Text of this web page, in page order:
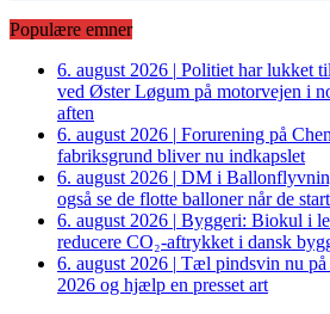
Populære emner
6. august 2026 | Politiet har lukket
ved Øster Løgum på motorvejen i
aften
6. august 2026 | Forurening på
fabriksgrund bliver nu indkapslet
6. august 2026 | DM i
også se de flotte balloner når de
6. august 2026 | Byggeri: Biokul i
reducere CO₂-aftrykket i dansk
6. august 2026 | Tæl pindsvin nu på
2026 og hjælp en presset art